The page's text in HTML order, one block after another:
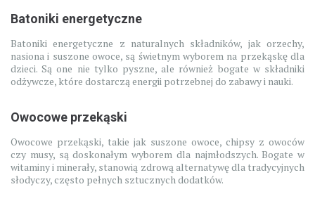
Batoniki energetyczne
Batoniki energetyczne z naturalnych składników, jak orzechy,
nasiona i suszone owoce, są świetnym wyborem na przekąskę dla
dzieci. Są one nie tylko pyszne, ale również bogate w składniki
odżywcze, które dostarczą energii potrzebnej do zabawy i nauki.
Owocowe przekąski
Owocowe przekąski, takie jak suszone owoce, chipsy z owoców
czy musy, są doskonałym wyborem dla najmłodszych. Bogate w
witaminy i minerały, stanowią zdrową alternatywę dla tradycyjnych
słodyczy, często pełnych sztucznych dodatków.